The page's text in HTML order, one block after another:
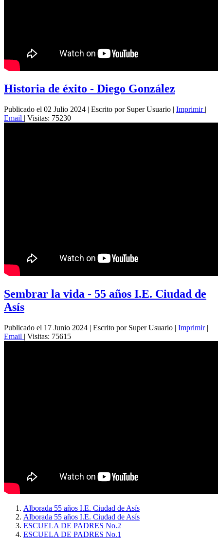
Historia de éxito - Diego González
Publicado el 02 Julio 2024 | Escrito por Super Usuario | Imprimir |
Email | Visitas: 75230
Sembrar la vida - 55 años I.E. Ciudad de
Asís
Publicado el 17 Junio 2024 | Escrito por Super Usuario | Imprimir |
Email | Visitas: 75615
Alborada 55 años I.E. Ciudad de Asís
Alborada 55 años I.E. Ciudad de Asís
ESCUELA DE PADRES No.2
ESCUELA DE PADRES No.1